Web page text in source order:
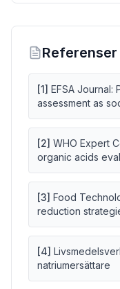
Referenser
[1] EFSA Journal:
assessment as
[2] WHO Expert
organic acids
[3] Food
reduction
[4]
natriumersättare